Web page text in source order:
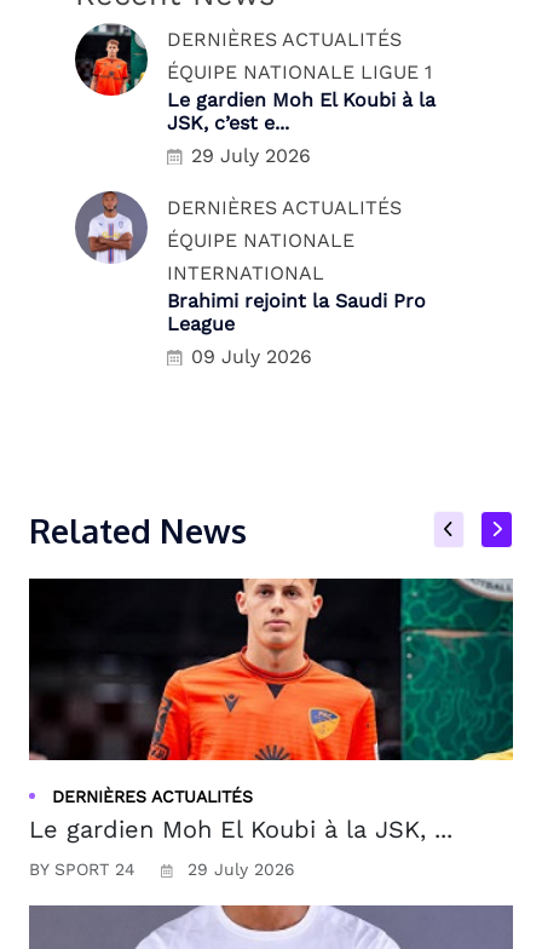
DERNIÈRES ACTUALITÉS
ÉQUIPE NATIONALE LIGUE 1
Le gardien Moh El Koubi à la
JSK, c’est e...
29 July 2026
DERNIÈRES ACTUALITÉS
ÉQUIPE NATIONALE
INTERNATIONAL
Brahimi rejoint la Saudi Pro
League
09 July 2026
Related News
DERNIÈRES ACTUALITÉS
Le gardien Moh El Koubi à la JSK, ...
BY SPORT 24 29 July 2026